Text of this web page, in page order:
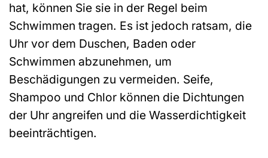
hat, können Sie sie in der Regel beim
Schwimmen tragen. Es ist jedoch ratsam, die
Uhr vor dem Duschen, Baden oder
Schwimmen abzunehmen, um
Beschädigungen zu vermeiden. Seife,
Shampoo und Chlor können die Dichtungen
der Uhr angreifen und die Wasserdichtigkeit
beeinträchtigen.